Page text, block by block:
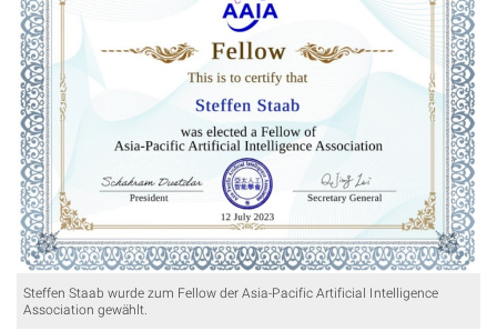
Steffen Staab wurde zum Fellow der Asia-Pacific Artificial Intelligence
Association gewählt.